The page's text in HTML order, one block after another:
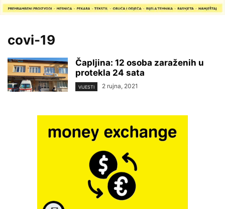
covi-19
Čapljina: 12 osoba zaraženih u
protekla 24 sata
VIJESTI 2 rujna, 2021